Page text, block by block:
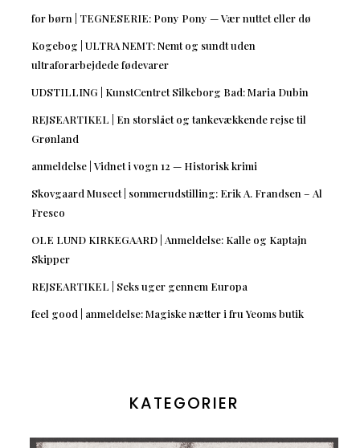
for børn | TEGNESERIE: Pony Pony — Vær nuttet eller dø
Kogebog | ULTRA NEMT: Nemt og sundt uden
ultraforarbejdede fødevarer
UDSTILLING | KunstCentret Silkeborg Bad: Maria Dubin
REJSEARTIKEL | En storslået og tankevækkende rejse til
Grønland
anmeldelse | Vidnet i vogn 12 — Historisk krimi
Skovgaard Museet | sommerudstilling: Erik A. Frandsen – Al
Fresco
OLE LUND KIRKEGAARD | Anmeldelse: Kalle og Kaptajn
Skipper
REJSEARTIKEL | Seks uger gennem Europa
feel good | anmeldelse: Magiske nætter i fru Yeoms butik
KATEGORIER